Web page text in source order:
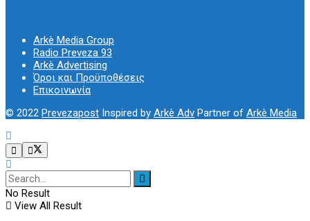
Arkè Media Group
Radio Preveza 93
Arkè Advertising
Όροι και Προϋποθέσεις
Επικοινωνία
© 2022 Prevezapost Inspired by Arkè Adv Partner of Arkè Media
No Result
View All Result